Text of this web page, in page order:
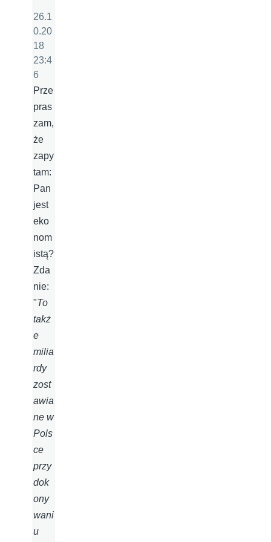
26.1
0.20
18
23:4
6
Prze
pras
zam,
że
zapy
tam:
Pan
jest
eko
nom
istą?
Zda
nie:
"To
takż
e
milia
rdy
zost
awia
ne w
Pols
ce
przy
dok
ony
wani
u